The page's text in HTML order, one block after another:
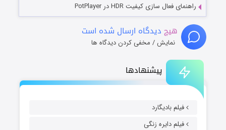
پیشنهادها
فیلم بادیگارد
فیلم دایره زنگی
راهنمای فعال سازی کیفیت HDR در PotPlayer
هیچ دیدگاه ارسال شده است
نمایش / مخفی کردن دیدگاه ها